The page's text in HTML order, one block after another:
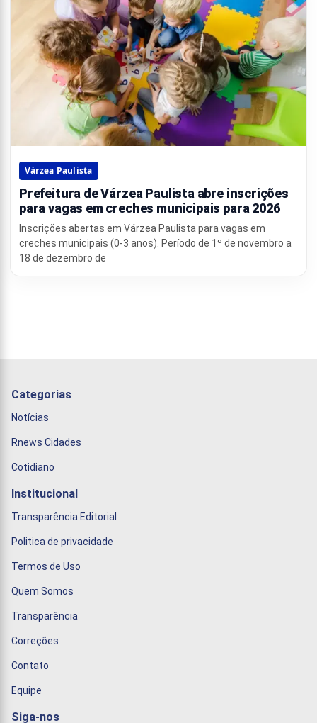
Várzea Paulista
Prefeitura de Várzea Paulista abre inscrições
para vagas em creches municipais para 2026
Inscrições abertas em Várzea Paulista para vagas em
creches municipais (0-3 anos). Período de 1º de novembro a
18 de dezembro de
Categorias
Notícias
Rnews Cidades
Cotidiano
Institucional
Transparência Editorial
Politica de privacidade
Termos de Uso
Quem Somos
Transparência
Correções
Contato
Equipe
Siga-nos